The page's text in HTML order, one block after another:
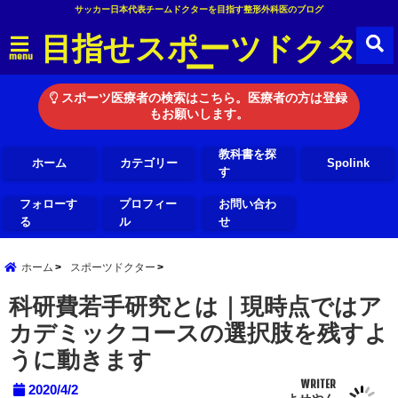
サッカー日本代表チームドクターを目指す整形外科医のブログ
menu 目指せスポーツドクタ
ー
スポーツ医療者の検索はこちら。医療者の方は登録
もお願いします。
ホーム カテゴリー
教科書を探
す
Spolink
フォローす
る
プロフィー
ル
お問い合わ
せ
ホーム スポーツドクター
科研費若手研究とは｜現時点ではア
カデミックコースの選択肢を残すよ
うに動きます
2020/4/2 WRITER